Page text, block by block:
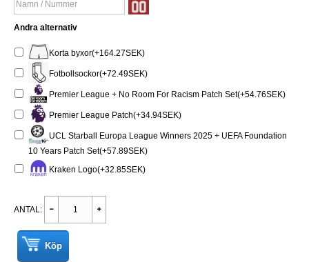
Andra alternativ
Korta byxor(+164.27SEK)
Fotbollsockor(+72.49SEK)
Premier League + No Room For Racism Patch Set(+54.76SEK)
Premier League Patch(+34.94SEK)
UCL Starball Europa League Winners 2025 + UEFA Foundation
10 Years Patch Set(+57.89SEK)
Kraken Logo(+32.85SEK)
ANTAL:
Köp